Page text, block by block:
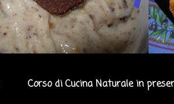
Corso di Cucina Naturale in